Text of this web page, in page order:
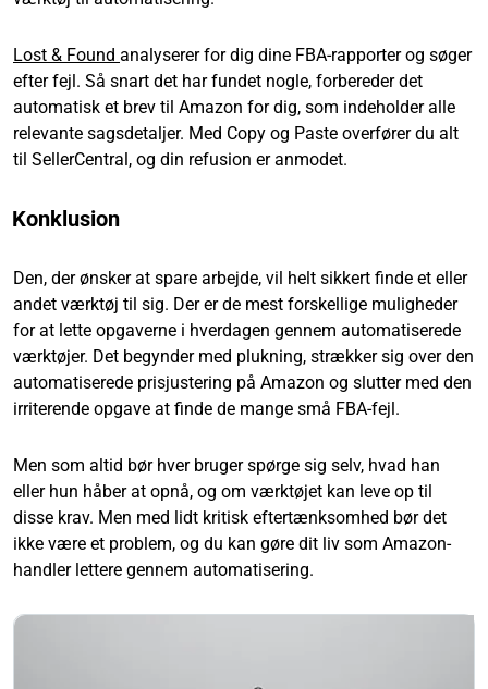
Lost & Found analyserer for dig dine FBA-rapporter og søger
efter fejl. Så snart det har fundet nogle, forbereder det
automatisk et brev til Amazon for dig, som indeholder alle
relevante sagsdetaljer. Med Copy og Paste overfører du alt
til SellerCentral, og din refusion er anmodet.
Konklusion
Den, der ønsker at spare arbejde, vil helt sikkert finde et eller
andet værktøj til sig. Der er de mest forskellige muligheder
for at lette opgaverne i hverdagen gennem automatiserede
værktøjer. Det begynder med plukning, strækker sig over den
automatiserede prisjustering på Amazon og slutter med den
irriterende opgave at finde de mange små FBA-fejl.
Men som altid bør hver bruger spørge sig selv, hvad han
eller hun håber at opnå, og om værktøjet kan leve op til
disse krav. Men med lidt kritisk eftertænksomhed bør det
ikke være et problem, og du kan gøre dit liv som Amazon-
handler lettere gennem automatisering.